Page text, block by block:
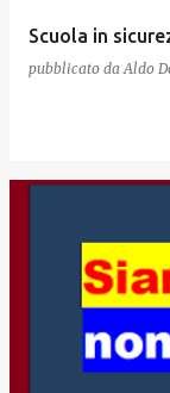
Scuola in
pubblicato da Aldo